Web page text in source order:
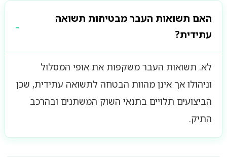
האם תשואות העבר מבטיחות תשואה
עתידית?
לא. תשואות העבר משקפות את אופי המסלול
וניהולו אך אינן מהוות הבטחה לתשואה עתידית, שכן
הביצועים תלויים בתנאי השוק המשתנים ובהרכב
התיק.